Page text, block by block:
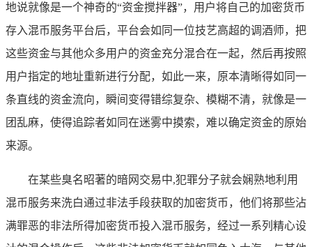
地说就像是一个神奇的“资金搅拌器”，用户将自己的加密货币
存入混币服务平台后，平台会如同一位技艺高超的调酒师，把
这些资金与其他众多用户的资金充分混合在一起，然后再按照
用户指定的地址重新进行分配，如此一来，原本清晰得如同一
条直线的资金流向，瞬间变得错综复杂、模糊不清，就像是一
团乱麻，使得追踪者如同在迷雾中摸索，难以确定资金的原始
来源。
在某些臭名昭著的暗网交易中,犯罪分子就会娴熟地利用
混币服务来洗白通过非法手段获取的加密货币，他们将那些沾
满罪恶的非法所得加密货币投入混币服务，经过一系列精心设